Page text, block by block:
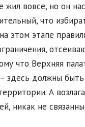
жил вовсе, но он
что
этом этапе
что Верхняя
– здесь должны
А
никак не